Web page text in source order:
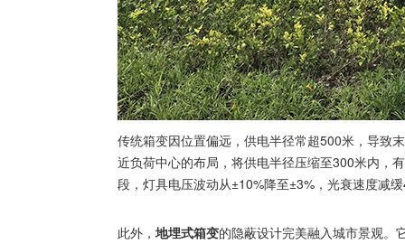
传统箱变因位置偏远，供电半径常超500米，导致
近负荷中心的布局，将供电半径压缩至300米内，
段，灯具电压波动从±10%降至±3%，光衰速度减
此外， 地埋式箱变的隐蔽设计完美融入城市景观。